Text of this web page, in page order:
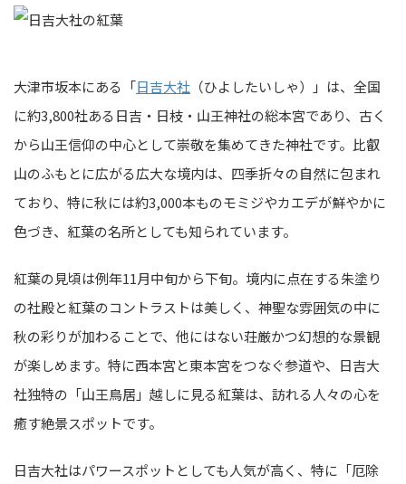
大津市坂本にある「日吉大社 （ひよしたいしゃ）」は、全国
に約3,800社ある日吉・日枝・山王神社の総本宮であり、古く
から山王信仰の中心として崇敬を集めてきた神社です。比叡
山のふもとに広がる広大な境内は、四季折々の自然に包まれ
ており、特に秋には約3,000本ものモミジやカエデが鮮やかに
色づき、紅葉の名所としても知られています。
紅葉の見頃は例年11月中旬から下旬。境内に点在する朱塗り
の社殿と紅葉のコントラストは美しく、神聖な雰囲気の中に
秋の彩りが加わることで、他にはない荘厳かつ幻想的な景観
が楽しめます。特に西本宮と東本宮をつなぐ参道や、日吉大
社独特の「山王鳥居」越しに見る紅葉は、訪れる人々の心を
癒す絶景スポットです。
日吉大社はパワースポットとしても人気が高く、特に「厄除